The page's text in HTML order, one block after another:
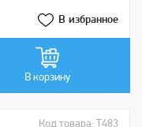
В избранное
В корзину
Код товара: Т483